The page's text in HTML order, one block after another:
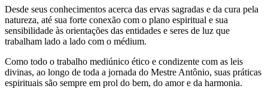
Desde seus conhecimentos acerca das ervas sagradas e da cura pela
natureza, até sua forte conexão com o plano espiritual e sua
sensibilidade às orientações das entidades e seres de luz que
trabalham lado a lado com o médium.
Como todo o trabalho mediúnico ético e condizente com as leis
divinas, ao longo de toda a jornada do Mestre Antônio, suas práticas
espirituais são sempre em prol do bem, do amor e da harmonia.